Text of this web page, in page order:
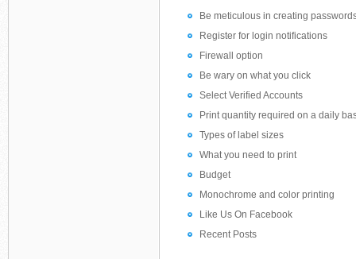
Be meticulous in creating
Register for login notifications
Firewall option
Be wary on what you click
Select Verified Accounts
Print quantity required on a daily
Types of label sizes
What you need to print
Budget
Monochrome and color printing
Like Us On Facebook
Recent Posts